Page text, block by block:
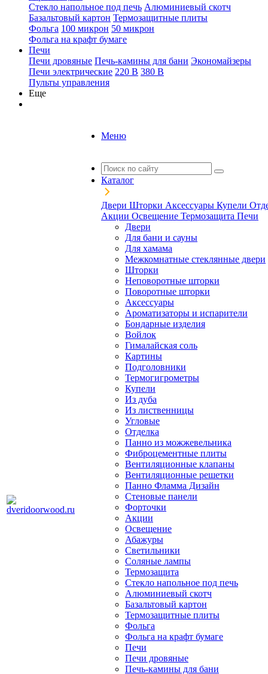
Стекло напольное под печь Алюминиевый скотч
Базальтовый картон Термозащитные плиты
Фольга 100 микрон 50 микрон
Фольга на крафт бумаге
Печи
Печи дровяные Печь-камины для бани Экономайзеры
Печи электрические 220 В 380 В
Пульты управления
Еще
Меню
Каталог
Двери Шторки Аксессуары Купели
Акции Освещение Термозащита Печи
Двери
Для бани и сауны
Для хамама
Межкомнатные стеклянные двери
Шторки
Неповоротные шторки
Поворотные шторки
Аксессуары
Ароматизаторы и испарители
Бондарные изделия
Войлок
Гималайская соль
Картины
Подголовники
Термогигрометры
Купели
Из дуба
Из лиственницы
Угловые
Отделка
Панно из можжевельника
Фиброцементные плиты
Вентиляционные клапаны
Вентиляционные решетки
Панно Фламма Дизайн
Стеновые панели
Форточки
Акции
Освещение
Абажуры
Светильники
Соляные лампы
Термозащита
Стекло напольное под печь
Алюминиевый скотч
Базальтовый картон
Термозащитные плиты
Фольга
Фольга на крафт бумаге
Печи
Печи дровяные
Печь-камины для бани